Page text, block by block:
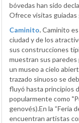
bóvedas han sido
Ofrece visitas
Caminito.Caminito
ciudad y de los
sus construcciones
muestran sus
un museo a cielo
trazado sinuoso se
fluyó hasta principios
popularmente como
genovés).En la “Feria
encuentran artistas